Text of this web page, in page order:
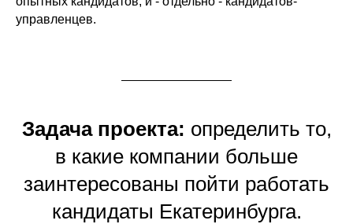
управленцев.
Задача проекта: определить то,
в какие компании больше
заинтересованы пойти работать
кандидаты Екатеринбурга.